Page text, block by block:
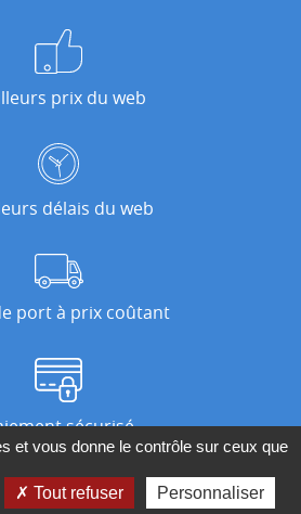
prix du web
délais du web
port à prix coûtant
sécurisé
et vous donne le contrôle sur ceux que
Tout refuser Personnaliser